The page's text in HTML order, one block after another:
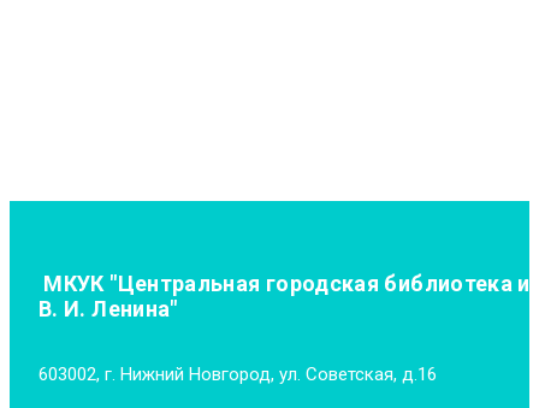
МКУК "Центральная городская библиотека
В. И. Ленина"
603002, г. Нижний Новгород, ул. Советская, д.16